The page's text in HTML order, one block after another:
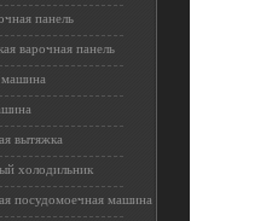
панель
варочная панель
машина
вытяжка
холодильник
посудомоечная машина